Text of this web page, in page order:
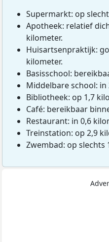
Supermarkt: op
Apotheek: relatief
kilometer.
Huisartsenpraktijk:
kilometer.
Basisschool:
Middelbare school:
Bibliotheek: op 1,7
Café: bereikbaar
Restaurant: in 0,6
Treinstation: op 2,9
Zwembad: op